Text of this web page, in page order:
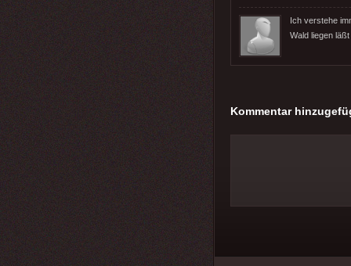
Ich verstehe
Wald liegen
Kommentar